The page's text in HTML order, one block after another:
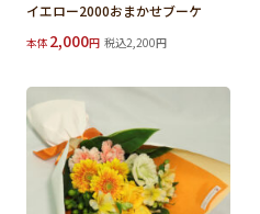
イエロー2000おまかせブーケ
本体 2,000円 税込2,200円